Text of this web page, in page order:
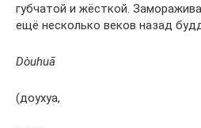
губчатой и жёсткой.
ещё несколько веков назад
Dòuhuā
(доухуа,